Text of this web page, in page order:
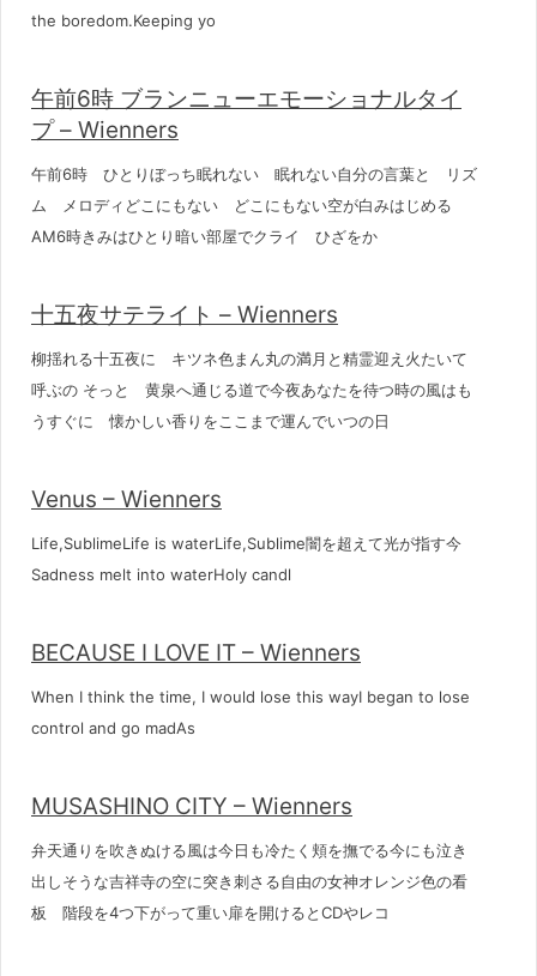
the boredom.Keeping yo
午前6時 ブランニューエモーショナルタイ
プ – Wienners
午前6時 ひとりぼっち眠れない 眠れない自分の言葉と リズ
ム メロディどこにもない どこにもない空が白みはじめる
AM6時きみはひとり暗い部屋でクライ ひざをか
十五夜サテライト – Wienners
柳揺れる十五夜に キツネ色まん丸の満月と精霊迎え火たいて
呼ぶの そっと 黄泉へ通じる道で今夜あなたを待つ時の風はも
うすぐに 懐かしい香りをここまで運んでいつの日
Venus – Wienners
Life,SublimeLife is waterLife,Sublime闇を超えて光が指す今
Sadness melt into waterHoly candl
BECAUSE I LOVE IT – Wienners
When I think the time, I would lose this wayI began to lose
control and go madAs
MUSASHINO CITY – Wienners
弁天通りを吹きぬける風は今日も冷たく頬を撫でる今にも泣き
出しそうな吉祥寺の空に突き刺さる自由の女神オレンジ色の看
板 階段を4つ下がって重い扉を開けるとCDやレコ